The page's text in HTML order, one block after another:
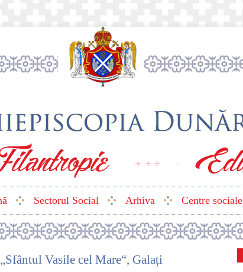
Sectorul Social Arhiva Centre sociale
Vasile cel Mare“, Galați